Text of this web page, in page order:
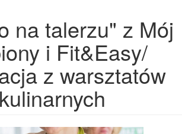
na talerzu" z Mój
i Fit&Easy/
z warsztatów
kulinarnych